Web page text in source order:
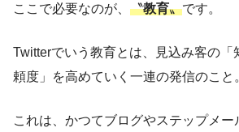
ここで必要なのが、 〝教育〟です。
Twitterでいう教育とは、見込み客の「
頼度」を高めていく一連の発信のこと
これは、かつてブログやステップメー